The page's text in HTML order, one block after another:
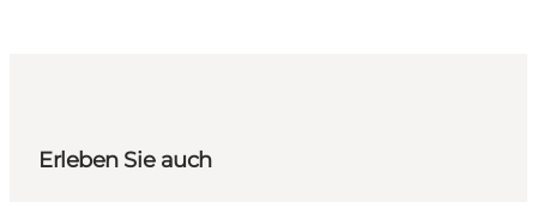
Erleben Sie auch